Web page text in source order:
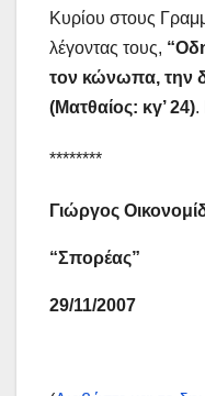
Κυρίου στους
λέγοντας τους,
τον κώνωπα, την
(Ματθαίος: κγ’ 24).
********
Γιώργος
“Σπορέας”
29/11/2007